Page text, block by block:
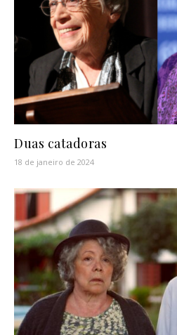
Duas catadoras
18 de janeiro de 2024